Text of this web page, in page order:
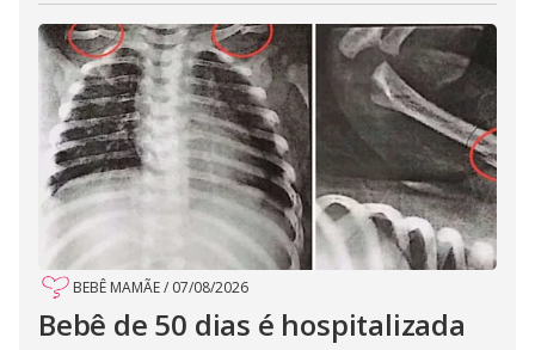
BEBÊ MAMÃE/ 07/08/2026
Bebê de 50 dias é hospitalizada